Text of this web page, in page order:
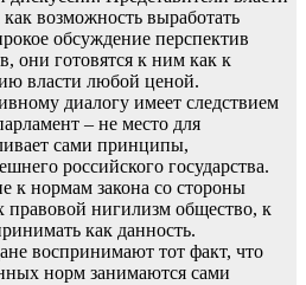
возможность выработать
обсуждение перспектив
они готовятся к ним как к
власти любой ценой.
диалогу имеет следствием
– не место для
сами принципы,
российского государства.
к нормам закона со стороны
нигилизм общество, к
как данность.
воспринимают тот факт, что
норм занимаются сами